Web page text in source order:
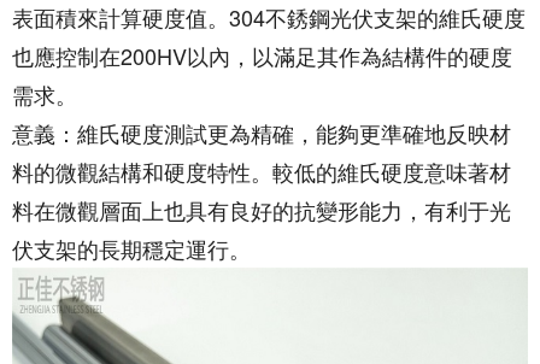
表面積來計算硬度值。304不銹鋼光伏支架的維氏硬度
也應控制在200HV以內，以滿足其作為結構件的硬度
需求。
意義：維氏硬度測試更為精確，能夠更準確地反映材
料的微觀結構和硬度特性。較低的維氏硬度意味著材
料在微觀層面上也具有良好的抗變形能力，有利于光
伏支架的長期穩定運行。